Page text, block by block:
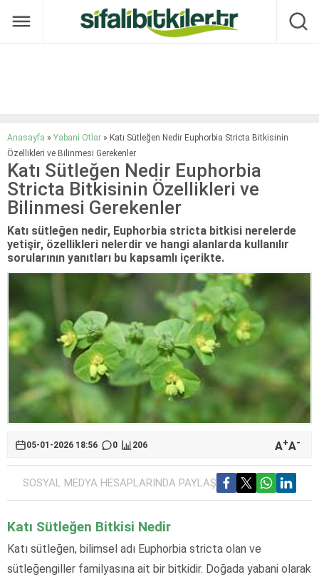
Anasayfa » Yabani Otlar » Katı Sütleğen Nedir Euphorbia Stricta Bitkisinin
Özellikleri ve Bilinmesi Gerekenler
Katı Sütleğen Nedir Euphorbia
Stricta Bitkisinin Özellikleri ve
Bilinmesi Gerekenler
Katı sütleğen nedir, Euphorbia stricta bitkisi nerelerde
yetişir, özellikleri nelerdir ve hangi alanlarda kullanılır
sorularının yanıtları bu kapsamlı içerikte.
05-01-2026 18:56 0 206 A+A-
SOSYAL MEDYA HESAPLARINDA PAYLAŞ
Katı Sütleğen Bitkisi Nedir
Katı sütleğen, bilimsel adı Euphorbia stricta olan ve
sütleğengiller familyasına ait bir bitkidir. Doğada yabani olarak